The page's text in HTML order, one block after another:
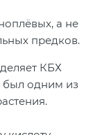
а не
предков.
КБХ
был одним из